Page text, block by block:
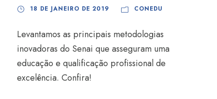
18 DE JANEIRO DE 2019 CONEDU
Levantamos as principais metodologias
inovadoras do Senai que asseguram uma
educação e qualificação profissional de
excelência. Confira!